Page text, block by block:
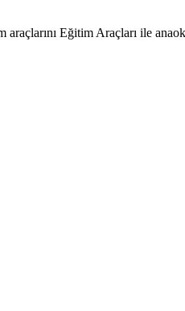
Eğitim Araçları ile